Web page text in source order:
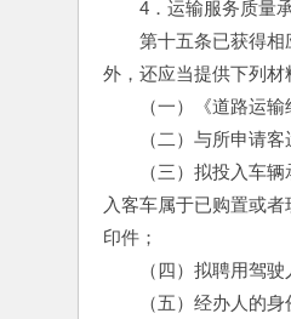
4．运输服务质量承
第十五条已获得相应
外，还应当提供下列材
（一）《道路运输
（二）与所申请客运
（三）拟投入车辆承
入客车属于已购置或
印件；
（四）拟聘用驾驶人
（五）经办人的身份